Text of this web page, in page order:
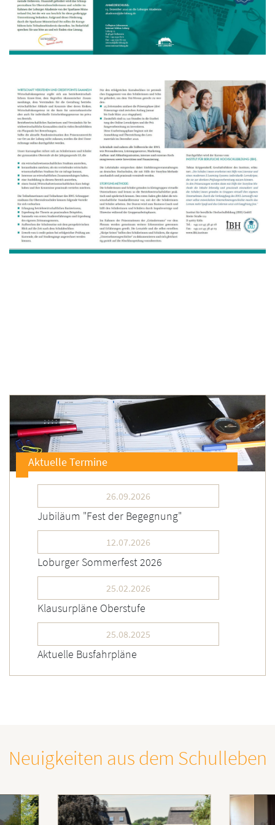
Aktuelle Termine
26.09.2026
Jubiläum "Fest der Begegnung"
12.07.2026
Loburger Sommerfest 2026
25.02.2026
Klausurpläne Oberstufe
25.08.2025
Aktuelle Busfahrpläne
Neuigkeiten aus dem Schulleben